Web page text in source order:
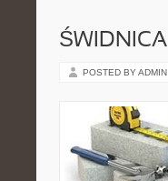
ŚWIDNICA
POSTED BY ADMIN